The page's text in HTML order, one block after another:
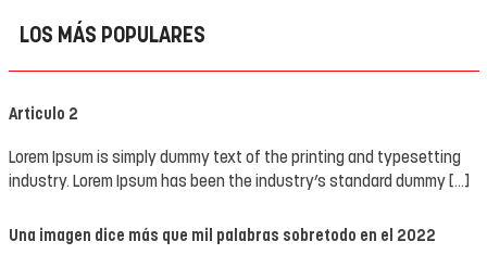
LOS MÁS POPULARES
Articulo 2
Lorem Ipsum is simply dummy text of the printing and typesetting
industry. Lorem Ipsum has been the industry’s standard dummy […]
Una imagen dice más que mil palabras sobretodo en el 2022